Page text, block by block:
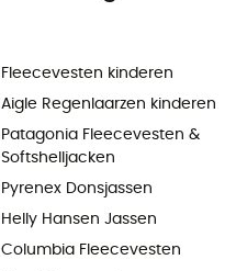
Fleecevesten kinderen
Aigle Regenlaarzen kinderen
Patagonia Fleecevesten &
Softshelljacken
Pyrenex Donsjassen
Helly Hansen Jassen
Columbia Fleecevesten